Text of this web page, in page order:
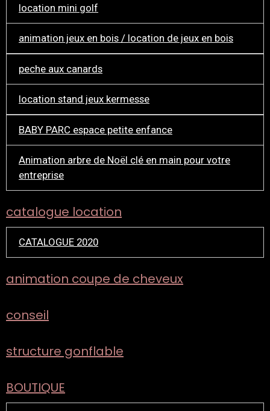
location mini golf
animation jeux en bois / location de jeux en bois
peche aux canards
location stand jeux kermesse
BABY PARC espace petite enfance
Animation arbre de Noël clé en main pour votre
entreprise
catalogue location
CATALOGUE 2020
animation coupe de cheveux
conseil
structure gonflable
BOUTIQUE